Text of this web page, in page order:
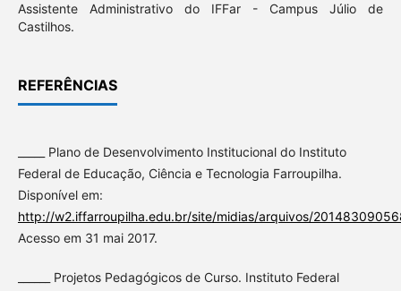
Assistente Administrativo do IFFar - Campus Júlio de
Castilhos.
REFERÊNCIAS
_____ Plano de Desenvolvimento Institucional do Instituto
Federal de Educação, Ciência e Tecnologia Farroupilha.
Disponível em:
http://w2.iffarroupilha.edu.br/site/midias/arquivos/
Acesso em 31 mai 2017.
______ Projetos Pedagógicos de Curso. Instituto Federal